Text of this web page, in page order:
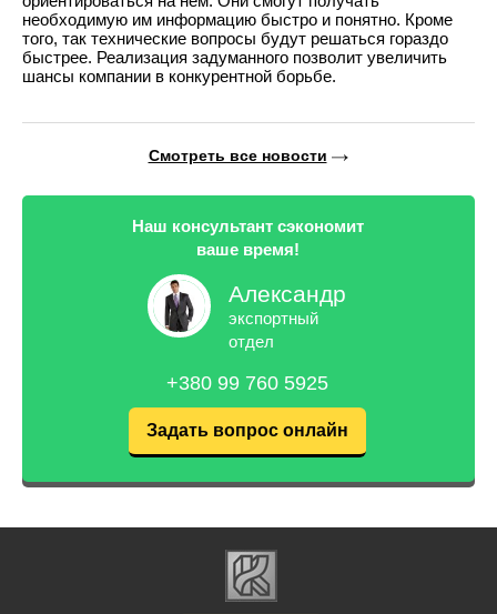
необходимую им информацию быстро и понятно. Кроме
того, так технические вопросы будут решаться гораздо
быстрее. Реализация задуманного позволит увеличить
шансы компании в конкурентной борьбе.
Смотреть все новости
Наш консультант сэкономит
ваше время!
Александр
экспортный
отдел
+380 99 760 5925
Задать вопрос онлайн